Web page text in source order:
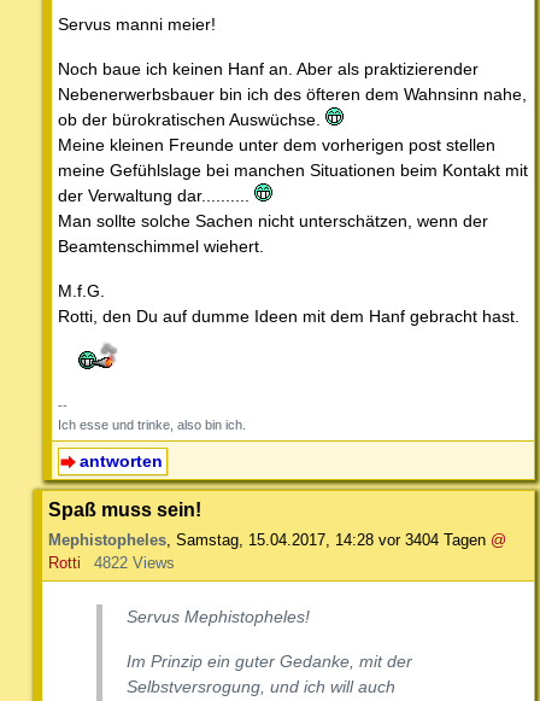
Servus manni meier!
Noch baue ich keinen Hanf an. Aber als praktizierender
Nebenerwerbsbauer bin ich des öfteren dem Wahnsinn nahe,
ob der bürokratischen Auswüchse.
Meine kleinen Freunde unter dem vorherigen post stellen
meine Gefühlslage bei manchen Situationen beim Kontakt mit
der Verwaltung dar..........
Man sollte solche Sachen nicht unterschätzen, wenn der
Beamtenschimmel wiehert.
M.f.G.
Rotti, den Du auf dumme Ideen mit dem Hanf gebracht hast.
--
Ich esse und trinke, also bin ich.
antworten
Spaß muss sein!
Mephistopheles, Samstag, 15.04.2017, 14:28 vor 3404 Tagen @
Rotti
4822 Views
Servus Mephistopheles!
Im Prinzip ein guter Gedanke, mit der
Selbstversrogung, und ich will auch